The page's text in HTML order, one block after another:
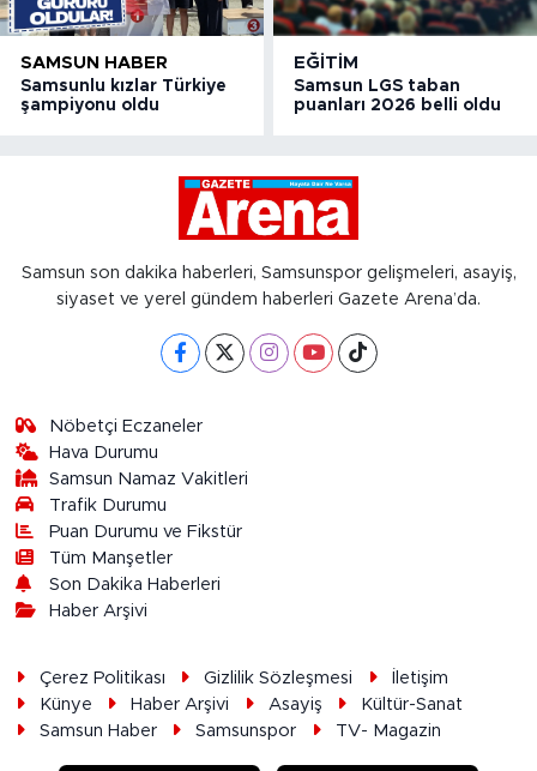
SAMSUN HABER
Samsunlu kızlar Türkiye
şampiyonu oldu
EĞITIM
Samsun LGS taban
puanları 2026 belli oldu
Samsun son dakika haberleri, Samsunspor gelişmeleri, asayiş,
siyaset ve yerel gündem haberleri Gazete Arena’da.
Nöbetçi Eczaneler
Hava Durumu
Samsun Namaz Vakitleri
Trafik Durumu
Puan Durumu ve Fikstür
Tüm Manşetler
Son Dakika Haberleri
Haber Arşivi
Çerez Politikası Gizlilik Sözleşmesi
İletişim
Künye
Haber Arşivi Asayiş
Kültür-Sanat
Samsun Haber
Samsunspor TV- Magazin